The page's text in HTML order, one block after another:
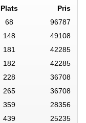
Plats
Pris
68
96787
148
49108
181
42285
182
42285
228
36708
265
36708
359
28356
439
25235